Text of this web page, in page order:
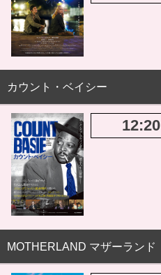
カウント・ベイシー
12:20
MOTHERLAND マザーランド